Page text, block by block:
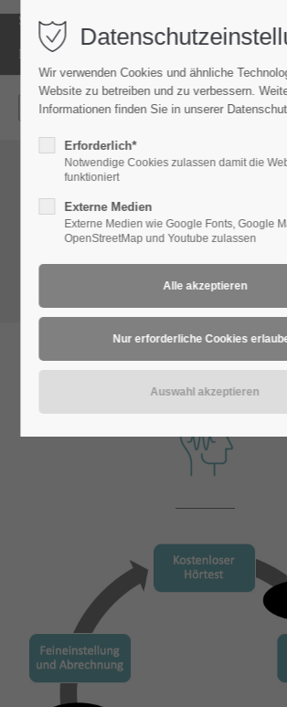
Login
Benutzername
Passwort
Anmelden
/ 365days
We offer support for our customers
Mon - Fri 8:00am - 5:00pm
(GMT +1)
Get in touch
Cybersteel Inc.
376-293 City Road, Suite 600
San Francisco, CA 94102
Sie haben Fragen?
Nutzen Sie unseren kostenlosen
IHR WEG ZUM
Wir verwenden Cookies und ähnliche
Website zu betreiben und zu verbessern.
Informationen finden Sie in unserer
Erforderlich*
Notwendige Cookies zulassen damit die
funktioniert
Externe Medien
Externe Medien wie Google Fonts, Google
OpenStreetMap und Youtube zulassen